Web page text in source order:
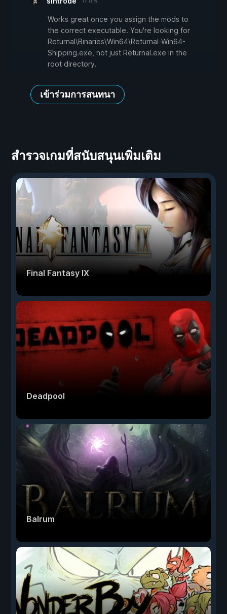
Works great once you assign the mods to
the correct executable. You're looking for
Returnal\Binaries\Win64\Returnal-Win64-
Shipping.exe, not just Returnal.exe in the
root directory.
เข้าร่วมการสนทนา
สำรวจเกมที่สนับสนุนเพิ่มเติม
Final Fantasy IX
Deadpool
Balrum